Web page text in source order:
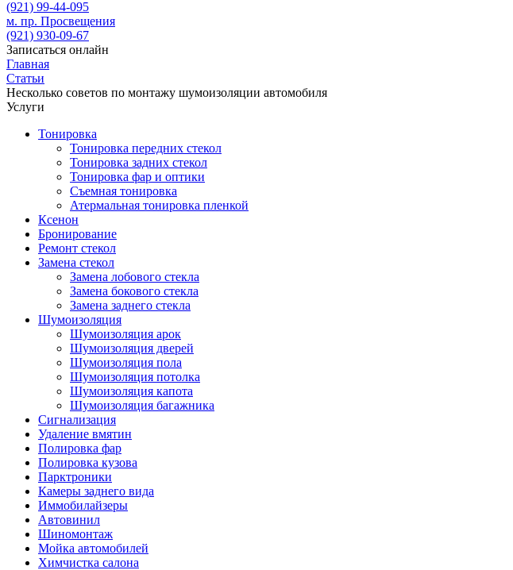
(921) 99-44-095
м. пр. Просвещения
(921) 930-09-67
Записаться онлайн
Главная
Статьи
Несколько советов по монтажу шумоизоляции автомобиля
Услуги
Тонировка
Тонировка передних стекол
Тонировка задних стекол
Тонировка фар и оптики
Съемная тонировка
Атермальная тонировка пленкой
Ксенон
Бронирование
Ремонт стекол
Замена стекол
Замена лобового стекла
Замена бокового стекла
Замена заднего стекла
Шумоизоляция
Шумоизоляция арок
Шумоизоляция дверей
Шумоизоляция пола
Шумоизоляция потолка
Шумоизоляция капота
Шумоизоляция багажника
Сигнализация
Удаление вмятин
Полировка фар
Полировка кузова
Парктроники
Камеры заднего вида
Иммобилайзеры
Автовинил
Шиномонтаж
Мойка автомобилей
Химчистка салона